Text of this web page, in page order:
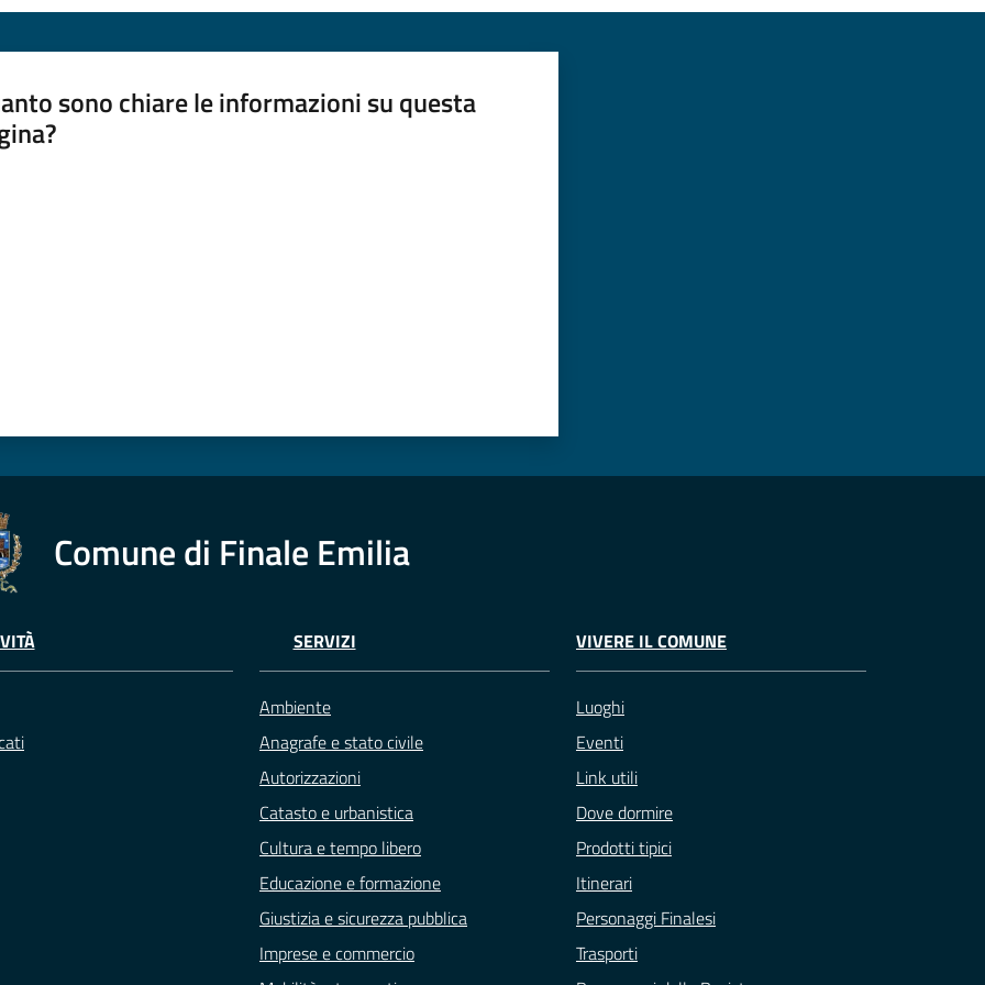
sono chiare le informazioni su questa
Comune di Finale Emilia
SERVIZI
Ambiente
Anagrafe e stato civile
Autorizzazioni
Catasto e urbanistica
Cultura e tempo libero
Educazione e formazione
Giustizia e sicurezza pubblica
Imprese e commercio
VIVERE IL COMUNE
Luoghi
Eventi
Link utili
Dove dormire
Prodotti tipici
Itinerari
Personaggi Finalesi
Trasporti